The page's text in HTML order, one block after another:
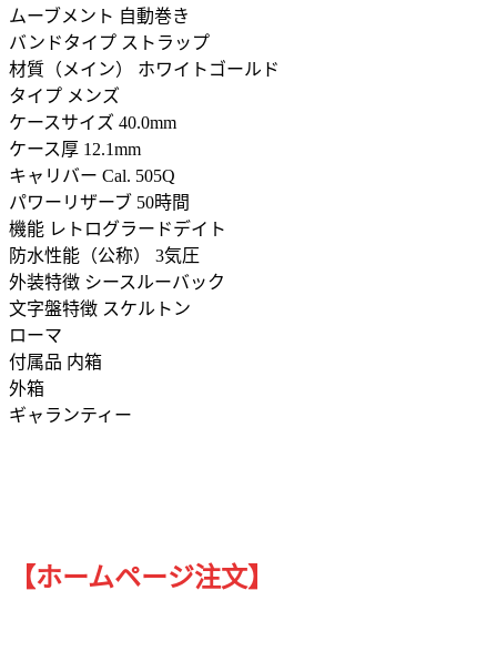
ムーブメント 自動巻き
バンドタイプ ストラップ
材質（メイン） ホワイトゴールド
タイプ メンズ
ケースサイズ 40.0mm
ケース厚 12.1mm
キャリバー Cal. 505Q
パワーリザーブ 50時間
機能 レトログラードデイト
防水性能（公称） 3気圧
外装特徴 シースルーバック
文字盤特徴 スケルトン
ローマ
付属品 内箱
外箱
ギャランティー
【ホームページ注文】